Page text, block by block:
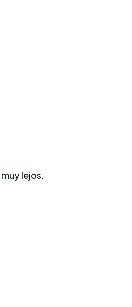
lejos.